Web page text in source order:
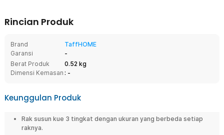
Rincian Produk
Brand
TaffHOME
Garansi
-
Berat Produk
0.52 kg
Dimensi Kemasan : -
Keunggulan Produk
Rak susun kue 3 tingkat dengan ukuran yang berbeda setiap
raknya.